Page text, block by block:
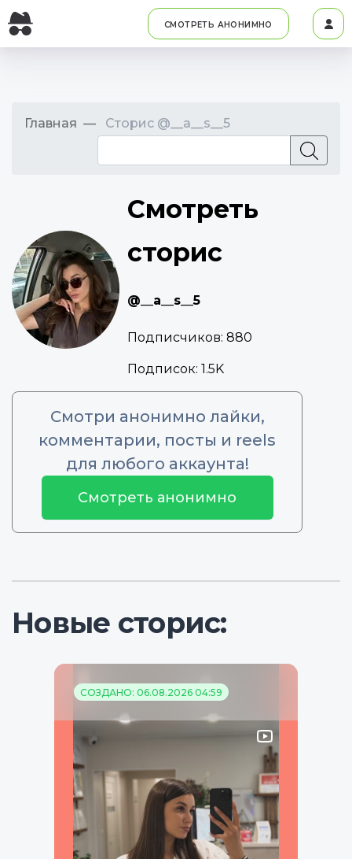
СМОТРЕТЬ АНОНИМНО
Главная Сторис @__a__s__5
Смотреть
сторис
@__a__s__5
Подписчиков: 880
Подписок: 1.5K
Смотри анонимно лайки,
комментарии, посты и reels
для любого аккаунта!
Смотреть анонимно
Новые сторис:
СОЗДАНО: 06.08.2026 04:59